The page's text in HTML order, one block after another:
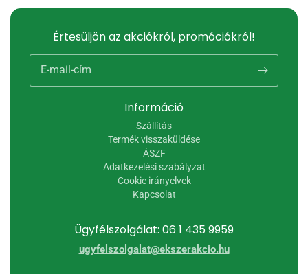
Ügyfélszolgálat: 06 1 435 9959
ugyfelszolgalat@ekszerakcio.hu
Információ
Szállítás
Termék visszaküldése
ÁSZF
Adatkezelési szabályzat
Cookie irányelvek
Kapcsolat
Értesüljön az akciókról, promóciókról!
E-mail-cím